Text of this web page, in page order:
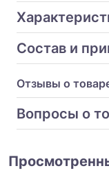
Состав и
Отзывы о
Вопросы о